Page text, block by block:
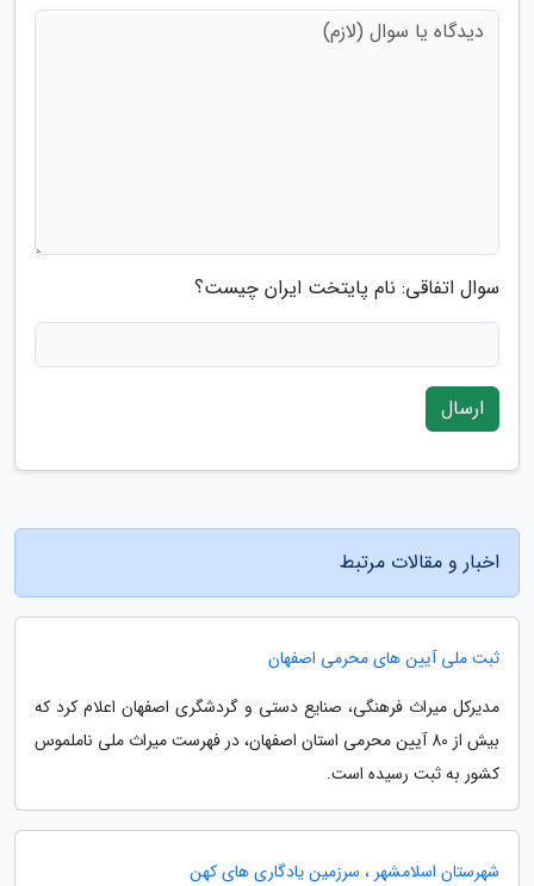
سوال اتفاقی: نام پایتخت ایران چیست؟
ارسال
اخبار و مقالات مرتبط
ثبت ملی آیین های محرمی اصفهان
مدیرکل میراث فرهنگی، صنایع دستی و گردشگری اصفهان اعلام کرد که
بیش از 80 آیین محرمی استان اصفهان، در فهرست میراث ملی ناملموس
کشور به ثبت رسیده است.
شهرستان اسلامشهر ، سرزمین یادگاری های کهن